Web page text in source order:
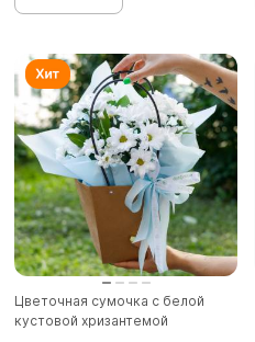
Цветочная сумочка с белой
кустовой хризантемой